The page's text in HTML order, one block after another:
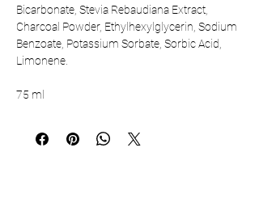
Bicarbonate, Stevia Rebaudiana Extract,
Charcoal Powder, Ethylhexylglycerin, Sodium
Benzoate, Potassium Sorbate, Sorbic Acid,
Limonene.
75 ml